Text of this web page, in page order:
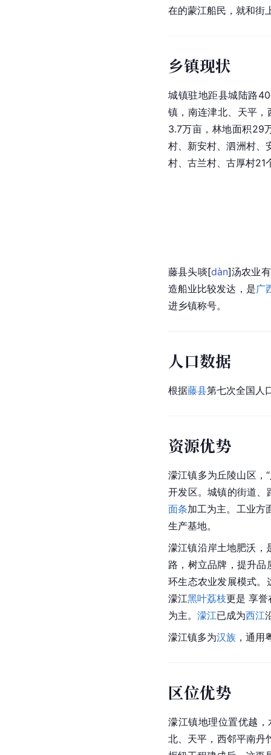
在的蒙江船民，就和街
乡镇现状
城镇驻地距县城陆路
镇，南连津北、天平
3.7万亩，林地面积29
村、新安村、泗洲村、
村、古兰村、古厚村21
藤县头啖[dàn]汤农业
造船业比较发达，是广
进乡镇称号。
人口数据
根据藤县第七次全国人
资源优势
濛江镇多为 丘陵山区，
开发区。城镇的街道、
面条加工为主。工业方
生产基地。
濛江镇沿岸土地肥沃，
路，树立品牌，提升
环生态农业发展模式。
濛江黑叶荔枝更是 享誉
为主。 濛江已成为西江
濛江镇多为汉族 ，通
区位优势
濛江镇地理位置优越
北、天平，西邻平南丹